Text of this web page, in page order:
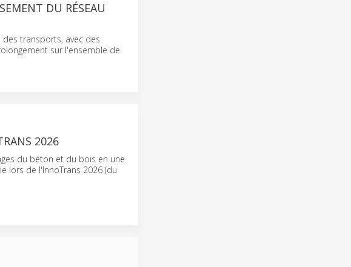
DU RÉSEAU
transports, avec des
sur l'ensemble de
2026
du béton et du bois en une
lors de l'InnoTrans 2026 (du